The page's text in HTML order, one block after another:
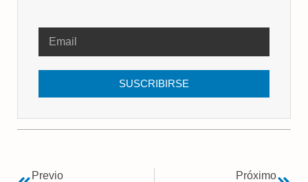
SUSCRIBIRSE
Previo Próximo